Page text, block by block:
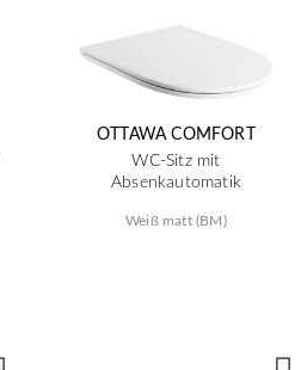
OTTAWA COMFORT
WC-Sitz mit
Absenkautomatik
Weiß matt (BM)